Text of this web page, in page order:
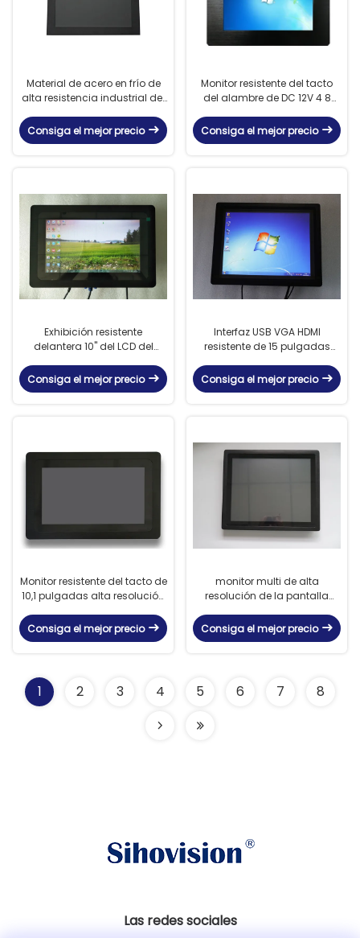
Material de acero en frío de
alta resistencia industrial del
Consiga el mejor precio
Monitor resistente del tacto
del alambre de DC 12V 4 8
de opinión del alto brillo
Consiga el mejor precio
Exhibición resistente
delantera 10" del LCD del
prenda impermeable IP65
HDMI VGA DC 12V - 24V
Consiga el mejor precio
Interfaz USB VGA HDMI
resistente de 15 pulgadas
panel
Consiga el mejor precio
Monitor resistente del tacto de
10,1 pulgadas alta resolución
plana
Consiga el mejor precio
monitor multi de alta
resolución de la pantalla
entradas de VGA HDMI DVI
Consiga el mejor precio
1 2 3 4 5 6 7 8
Las redes sociales